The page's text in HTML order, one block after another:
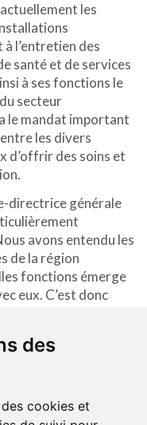
des
cookies et
les
l’entretien des
santé et de services
à ses fonctions le
secteur
le mandat important
les divers
d’offrir des soins et
directrice générale
avons entendu les
de la région
fonctions émerge
eux. C’est donc
aux
à cette
gestionnaire
des besoins